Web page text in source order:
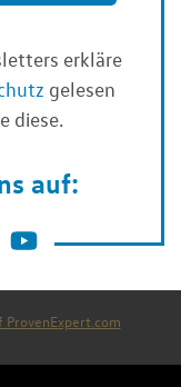
erkläre
gelesen
diese.
auf: